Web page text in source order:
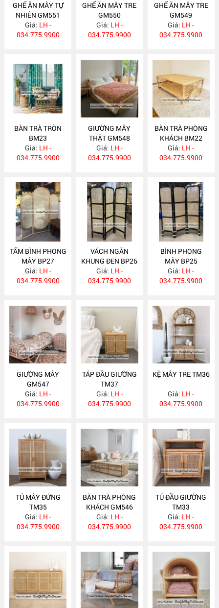
GHẾ ĂN MÂY TỰ
NHIÊN GM551
Giá: LH -
034.775.9900
GHẾ ĂN MÂY TRE
GM550
Giá: LH -
034.775.9900
GHẾ ĂN MÂY TRE
GM549
Giá: LH -
034.775.9900
BÀN TRÀ TRÒN
BM23
Giá: LH -
034.775.9900
GIƯỜNG MÂY
THẬT GM548
Giá: LH -
034.775.9900
BÀN TRÀ PHÒNG
KHÁCH BM22
Giá: LH -
034.775.9900
TẤM BÌNH PHONG
MÂY BP27
Giá: LH -
034.775.9900
VÁCH NGĂN
KHUNG ĐEN BP26
Giá: LH -
034.775.9900
BÌNH PHONG
MÂY BP25
Giá: LH -
034.775.9900
GIƯỜNG MÂY
GM547
Giá: LH -
034.775.9900
TÁP ĐẦU GIƯỜNG
TM37
Giá: LH -
034.775.9900
KỆ MÂY TRE TM36
Giá: LH -
034.775.9900
TỦ MÂY ĐỨNG
TM35
Giá: LH -
034.775.9900
BÀN TRÀ PHÒNG
KHÁCH GM546
Giá: LH -
034.775.9900
TỦ ĐẦU GIƯỜNG
TM33
Giá: LH -
034.775.9900